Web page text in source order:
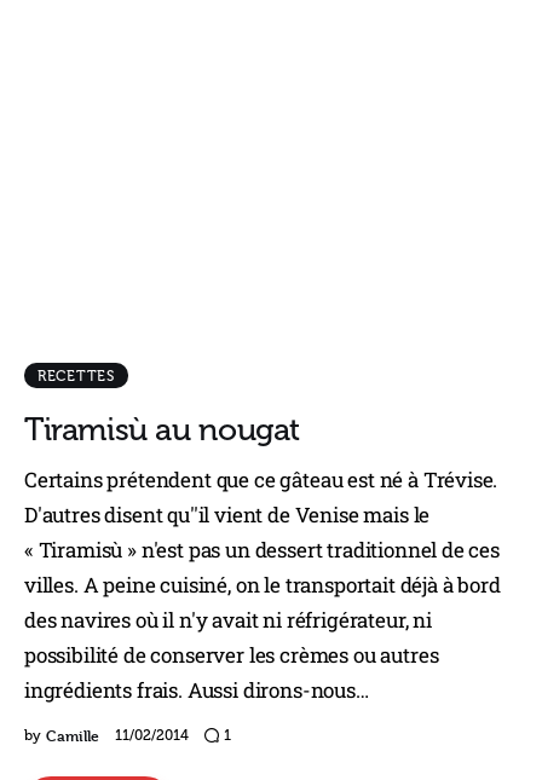
RECETTES
Tiramisù au nougat
Certains prétendent que ce gâteau est né à Trévise.
D'autres disent qu''il vient de Venise mais le
« Tiramisù » n'est pas un dessert traditionnel de ces
villes. A peine cuisiné, on le transportait déjà à bord
des navires où il n'y avait ni réfrigérateur, ni
possibilité de conserver les crèmes ou autres
ingrédients frais. Aussi dirons-nous…
by Camille 11/02/2014 1